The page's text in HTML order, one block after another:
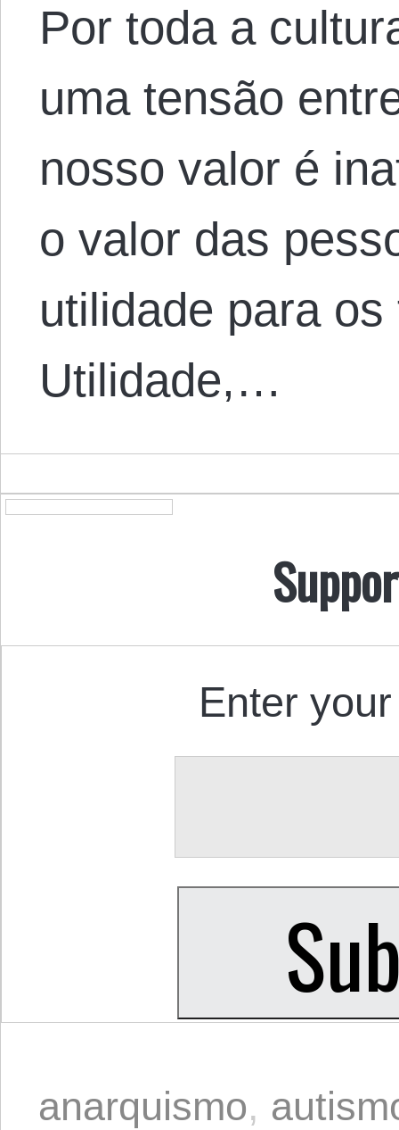
Por toda a
uma tensão
nosso valor é
o valor das
utilidade para
Utilidade,…
Enter
anarquismo,